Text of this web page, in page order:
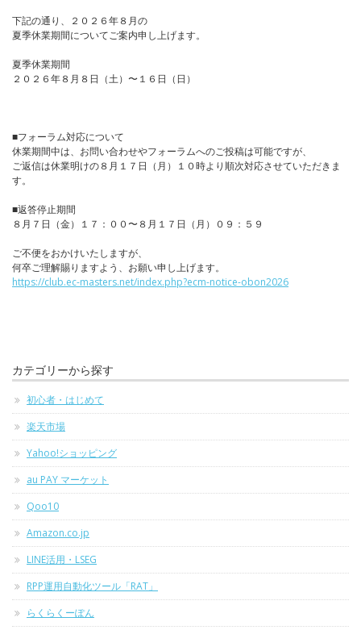
下記の通り、２０２６年８月の
夏季休業期間についてご案内申し上げます。
夏季休業期間
２０２６年８月８日（土）〜１６日（日）
■フォーラム対応について
休業期間中は、お問い合わせやフォーラムへのご投稿は可能ですが、
ご返信は休業明けの８月１７日（月）１０時より順次対応させていただきま
す。
■返答停止期間
８月７日（金）１７：００〜８月１７日（月）０９：５９
ご不便をおかけいたしますが、
何卒ご理解賜りますよう、お願い申し上げます。
https://club.ec-masters.net/index.php?ecm-notice-obon2026
カテゴリーから探す
初心者・はじめて
楽天市場
Yahoo!ショッピング
au PAY マーケット
Qoo10
Amazon.co.jp
LINE活用・LSEG
RPP運用自動化ツール「RAT」
らくらくーぽん